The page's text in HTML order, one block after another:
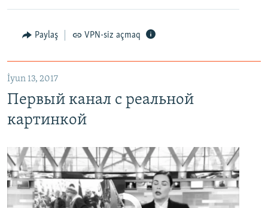
Paylaş VPN-siz açmaq
İyun 13, 2017
Первый канал с реальной
картинкой
EMBED